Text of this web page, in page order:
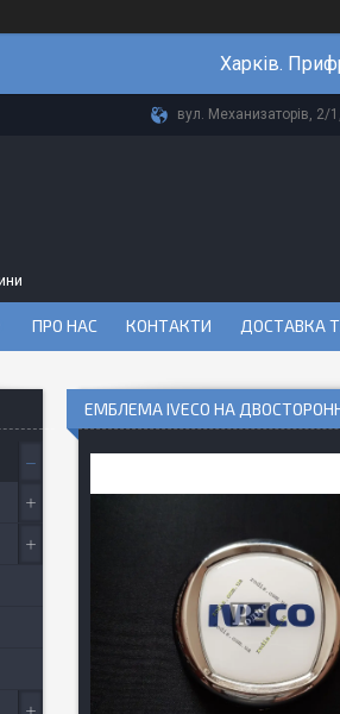
Харків.
вул. Механизаторів, 2/
ПРО НАС КОНТАКТИ ДОСТАВКА
ЕМБЛЕМА IVECO НА